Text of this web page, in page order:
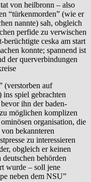
von heilbronn – also
“türkenmorden” (wie er
nannte) sah, obgleich
perfide zu verwischen
ceska am start
konnte; spannend ist
der querverbindungen
(verstorben auf
ins spiel gebrachten
ihn der baden-
möglichen komplizen
organisation, die
bekannteren
zu interessieren
obgleich er keinen
behörden
wurde – soll jene
neben dem NSU”